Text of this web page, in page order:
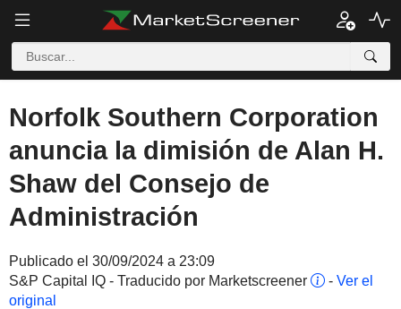
Norfolk Southern Corporation
anuncia la dimisión de Alan H.
Shaw del Consejo de
Administración
Publicado el 30/09/2024 a 23:09
S&P Capital IQ - Traducido por Marketscreener
- Ver el
original